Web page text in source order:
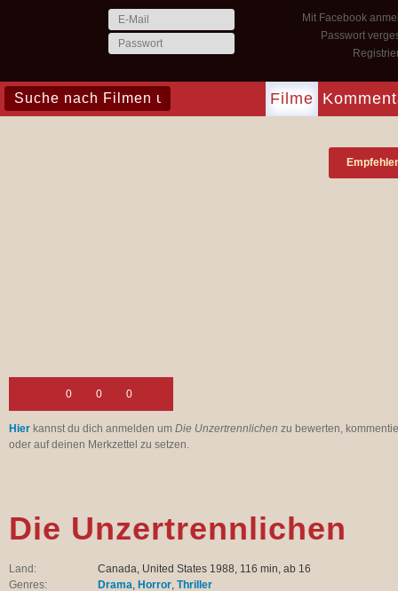
Mit Facebook
Passwort
Filme
0 0 0
Hier kannst du dich anmelden um Die Unzertrennlichen zu bewerten,
oder auf deinen Merkzettel zu setzen.
Die Unzertrennlichen
Land:
Canada, United States 1988, 116 min, ab 16
Genres:
Drama, Horror, Thriller